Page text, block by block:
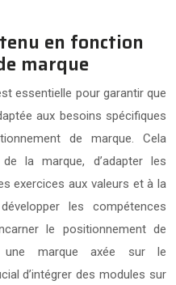
en fonction
marque
essentielle pour garantir que
aux besoins spécifiques
de marque. Cela
la marque, d’adapter les
exercices aux valeurs et à la
les compétences
le positionnement de
une marque axée sur le
d’intégrer des modules sur